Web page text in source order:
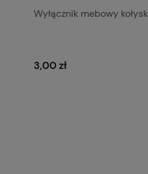
Wyłącznik mebowy
3,00 zł